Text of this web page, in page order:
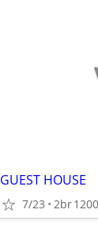
GUEST HOUSE
7/23 2br